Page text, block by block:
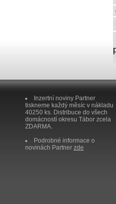
Inzertní noviny Partner
tiskneme každý měsíc v nákladu
40250 ks. Distribuce do všech
domácností okresu Tábor zcela
ZDARMA.
Podrobné informace o
novinách Partner zde